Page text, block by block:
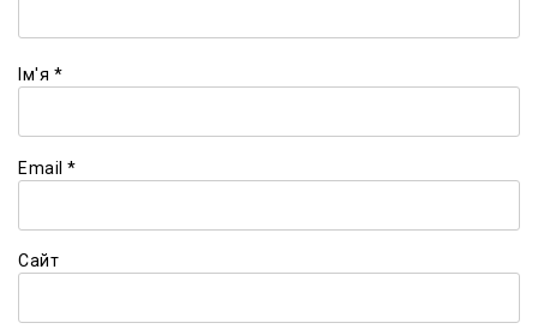
Ім'я *
Email *
Сайт